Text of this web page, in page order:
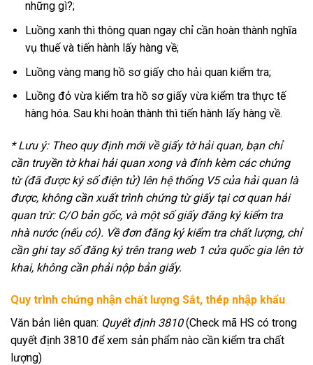
những gì?;
Luồng xanh thì thông quan ngay chỉ cần hoàn thành nghĩa
vụ thuế và tiến hành lấy hàng về;
Luồng vàng mang hồ sơ giấy cho hải quan kiểm tra;
Luồng đỏ vừa kiểm tra hồ sơ giấy vừa kiểm tra thực tế
hàng hóa. Sau khi hoàn thành thì tiến hành lấy hàng về.
* Lưu ý: Theo quy định mới về giấy tờ hải quan, bạn chỉ
cần truyền tờ khai hải quan xong và đính kèm các chứng
từ (đã được ký số điện tử) lên hệ thống V5 của hải quan là
được, không cần xuất trình chứng từ giấy tại cơ quan hải
quan trừ: C/O bản gốc, và một số giấy đăng ký kiểm tra
nhà nước (nếu có). Về đơn đăng ký kiểm tra chất lượng, chỉ
cần ghi tay số đăng ký trên trang web 1 cửa quốc gia lên tờ
khai, không cần phải nộp bản giấy.
Quy trình chứng nhận chất lượng Sắt, thép nhập khẩu
Văn bản liên quan: Quyết định 3810(Check mã HS có trong
quyết định 3810 để xem sản phẩm nào cần kiểm tra chất
lượng)